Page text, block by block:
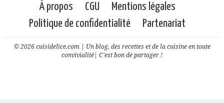
À propos CGU
Mentions légales
Politique de confidentialité
Partenariat
© 2026 cuisidelice.com | Un blog, des recettes et de la cuisine en toute
convivialité| C'est bon de partager !